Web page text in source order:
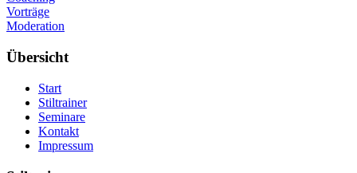
Vorträge
Moderation
Übersicht
Start
Stiltrainer
Seminare
Kontakt
Impressum